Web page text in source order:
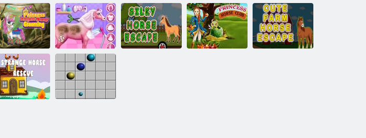
3d ץפוק סוס
קוניתל ןרק דח
שבלתהל
םיסוס לע
תודרשיה
הדגאהמ הכיסנה
ינופ חופיט
הכיסנה סוס